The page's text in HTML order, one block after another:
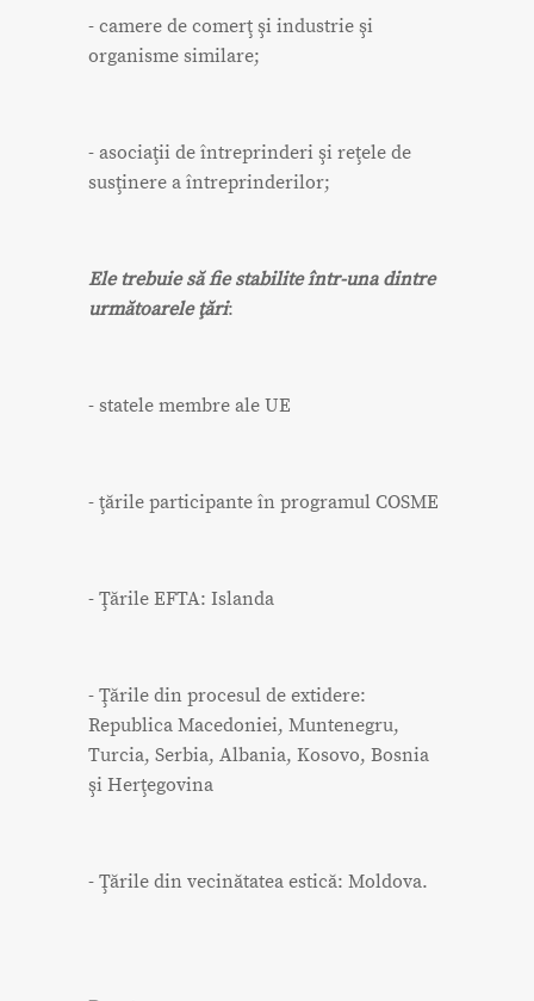
- camere de comerţ şi industrie şi
organisme similare;
- asociaţii de întreprinderi şi reţele de
susţinere a întreprinderilor;
Ele trebuie să fie stabilite într-una dintre
următoarele ţări:
- statele membre ale UE
- ţările participante în programul COSME
- Ţările EFTA: Islanda
- Ţările din procesul de extidere:
Republica Macedoniei, Muntenegru,
Turcia, Serbia, Albania, Kosovo, Bosnia
şi Herţegovina
- Ţările din vecinătatea estică: Moldova.